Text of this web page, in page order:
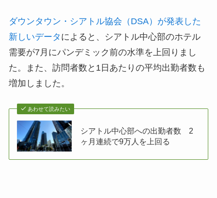
ダウンタウン・シアトル協会（DSA）が発表した
新しいデータ によると、シアトル中心部のホテル
需要が7月にパンデミック前の水準を上回りまし
た。また、訪問者数と1日あたりの平均出勤者数も
増加しました。
あわせて読みたい
シアトル中心部への出勤者数 2
ヶ月連続で9万人を上回る